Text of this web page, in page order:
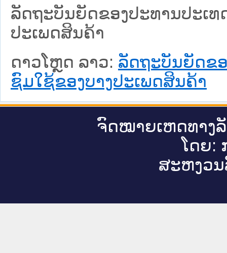
ລັດຖະບັນຍັດຂອງປະທານປະເ
ປະເພດສິນຄ້າ
ດາວໂຫຼດ ລາວ: ລັດຖະບັນຍັດຂ
ຊົມໃຊ້ຂອງບາງປະເພດສິນຄ້າ
ຈົດ​ໝາຍ​ເຫດ​ທາງ​
ໂດຍ:
ສະ​ຫງວນ​